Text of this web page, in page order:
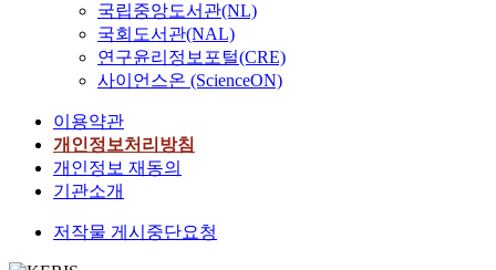
국립중앙도서관(NL)
국회도서관(NAL)
연구윤리정보포털(CRE)
사이언스온 (ScienceON)
이용약관
개인정보처리방침
개인정보 재동의
기관소개
저작물 게시중단요청